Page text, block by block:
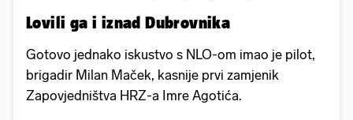
Lovili ga i iznad Dubrovnika
Gotovo jednako iskustvo s NLO-om imao je pilot,
brigadir Milan Maček, kasnije prvi zamjenik
Zapovjedništva HRZ-a Imre Agotića.